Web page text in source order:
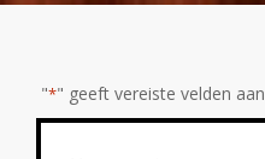
"*" geeft vereiste velden aan